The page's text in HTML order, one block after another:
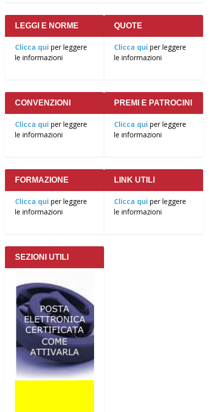
LEGGI E NORME
Clicca qui per leggere
le informazioni
QUOTE
Clicca qui per leggere
le informazioni
CONVENZIONI
Clicca qui per leggere
le informazioni
PREMI E PATROCINI
Clicca qui per leggere
le informazioni
FORMAZIONE
Clicca qui per leggere
le informazioni
LINK UTILI
Clicca qui per leggere
le informazioni
SEZIONI UTILI